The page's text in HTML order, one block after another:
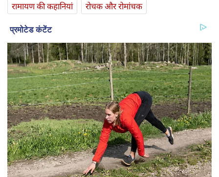
रामायण की कहानियां
रोचक और रोमांचक